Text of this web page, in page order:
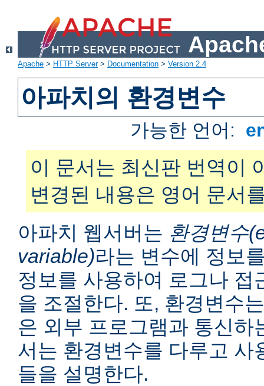
Apache > HTTP Server> Documentation > Version 2.4
아파치의 환경변수
가능한 언어:
이 문서는 최신판 번역이
변경된 내용은 영어 문서
아파치 웹서버는 환경변수
variable)라는 변수에 정보
정보를 사용하여 로그나 접
을 조절한다. 또, 환경변수
은 외부 프로그램과 통신하
서는 환경변수를 다루고 사
들을 설명한다.